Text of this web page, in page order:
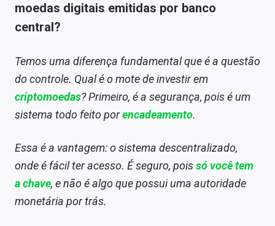
moedas digitais emitidas por banco
central?
Temos uma diferença fundamental que é a questão
do controle. Qual é o mote de investir em
criptomoedas? Primeiro, é a segurança, pois é um
sistema todo feito porencadeamento.
Essa é a vantagem: o sistema descentralizado,
onde é fácil ter acesso. É seguro, poissó você tem
a chave, e não é algo que possui uma autoridade
monetária por trás.